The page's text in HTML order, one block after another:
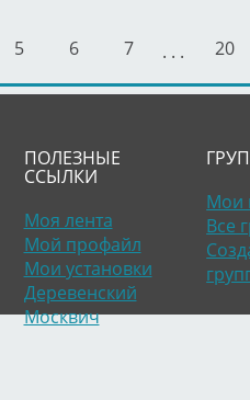
5 6 7 . . . 20
ПОЛЕЗНЫЕ
ССЫЛКИ
Моя лента
Мой профайл
Мои установки
Деревенский
Москвич
Мои
Все